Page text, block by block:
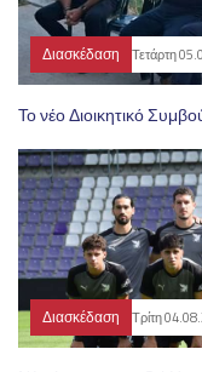
Διασκέδαση Τετάρτη
Το νέο Διοικητικό
Διασκέδαση Τρίτη